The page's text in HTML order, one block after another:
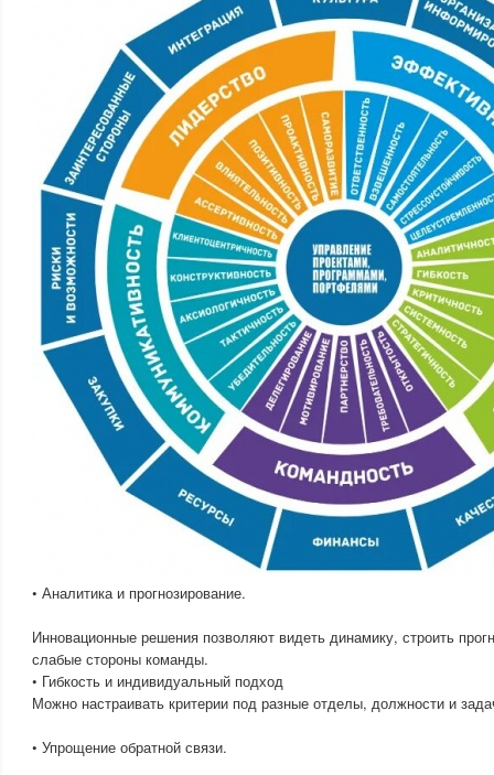
• Аналитика и прогнозирование.
Инновационные решения позволяют видеть динамику, строить
слабые стороны команды.
• Гибкость и индивидуальный подход
Можно настраивать критерии под разные отделы, должности и
• Упрощение обратной связи.